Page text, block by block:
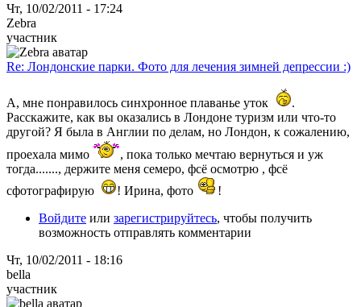
Чт, 10/02/2011 - 17:24
Zebra
участник
Re: Лондонские парки. Фото для лечения зимней депрессии :)
А, мне понравилось синхронное плаванье уток
.
Расскажите, как вы оказались в Лондоне туризм или что-то
другой? Я была в Англии по делам, но Лондон, к сожалению,
проехала мимо
, пока только мечтаю вернуться и уж
тогда......., держите меня семеро, фсё осмотрю , фсё
сфотографирую
! Ирина, фото
!
Войдите или зарегистрируйтесь, чтобы получить
возможность отправлять комментарии
Чт, 10/02/2011 - 18:16
bella
участник